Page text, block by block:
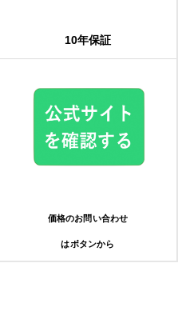
10年保証
価格のお問い合わせ
はボタンから